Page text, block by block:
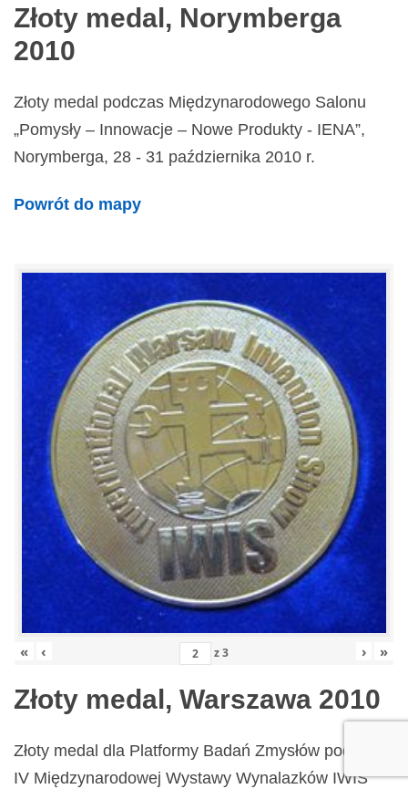
Złoty medal, Norymberga
2010
Złoty medal podczas Międzynarodowego Salonu
„Pomysły – Innowacje – Nowe Produkty - IENA”,
Norymberga, 28 - 31 października 2010 r.
Powrót do mapy
« ‹ z3 › »
Złoty medal, Warszawa 2010
Złoty medal dla Platformy Badań Zmysłów podczas
IV Międzynarodowej Wystawy Wynalazków IWIS